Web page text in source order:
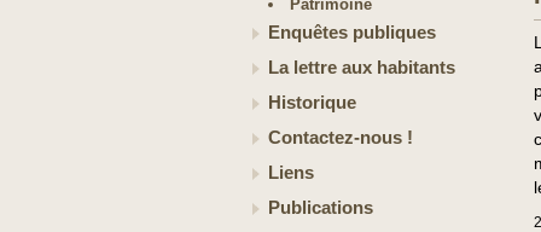
Patrimoine
Enquêtes publiques
La lettre aux habitants
Historique
Contactez-nous !
Liens
Publications